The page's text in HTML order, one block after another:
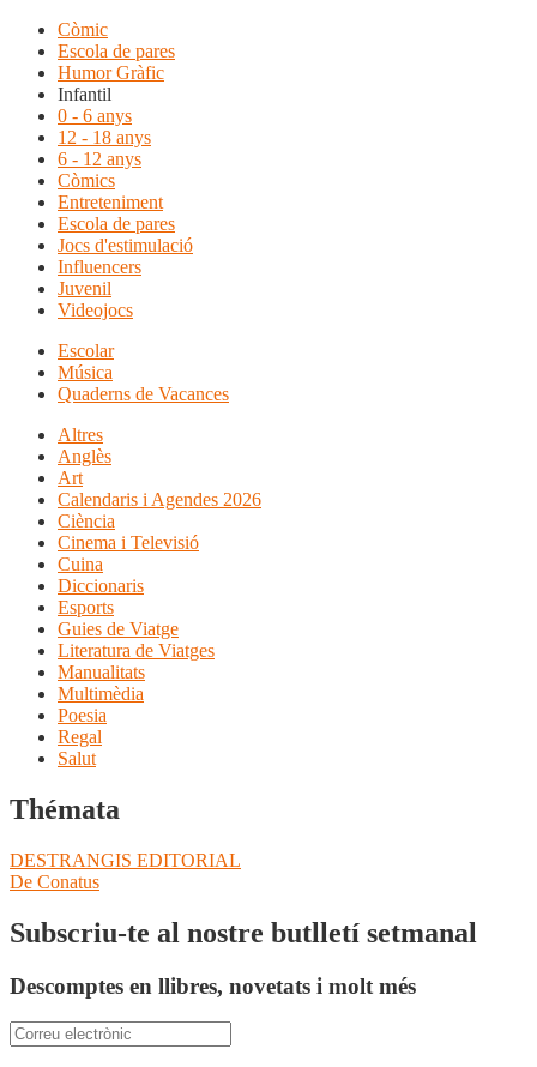
Còmic
Escola de pares
Humor Gràfic
Infantil
0 - 6 anys
12 - 18 anys
6 - 12 anys
Còmics
Entreteniment
Escola de pares
Jocs d'estimulació
Influencers
Juvenil
Videojocs
Escolar
Música
Quaderns de Vacances
Altres
Anglès
Art
Calendaris i Agendes 2026
Ciència
Cinema i Televisió
Cuina
Diccionaris
Esports
Guies de Viatge
Literatura de Viatges
Manualitats
Multimèdia
Poesia
Regal
Salut
Thémata
Navegació
d'entrades
Entrada
anterior:
DESTRANGIS EDITORIAL
Pròxima
De Conatus
Subscriu-te al nostre butlletí setmanal
Descomptes en llibres, novetats i molt més